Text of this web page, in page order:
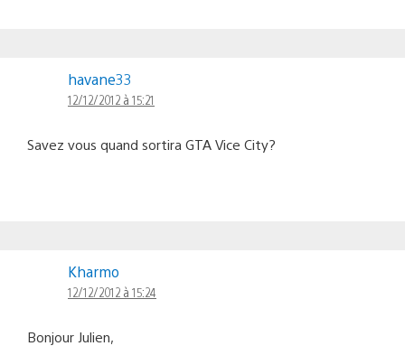
havane33
12/12/2012 à 15:21
Savez vous quand sortira GTA Vice City?
Kharmo
12/12/2012 à 15:24
Bonjour Julien,